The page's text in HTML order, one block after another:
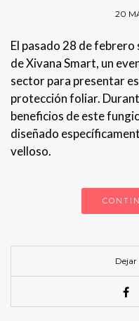
20
El pasado 28 de febrero
de Xivana Smart, un
sector para presentar
protección foliar.
beneficios de este
diseñado
velloso.